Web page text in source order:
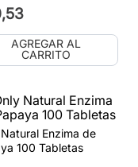
,53
AGREGAR AL
CARRITO
Enzima de
100 Tabletas